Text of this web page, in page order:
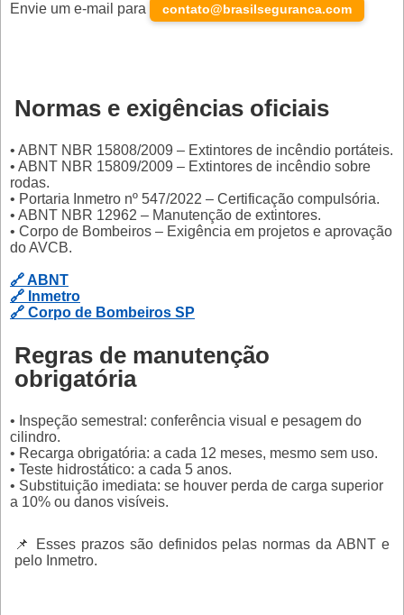
Envie um e-mail para contato@brasilseguranca.com
Normas e exigências oficiais
• ABNT NBR 15808/2009 – Extintores de incêndio portáteis.
• ABNT NBR 15809/2009 – Extintores de incêndio sobre
rodas.
• Portaria Inmetro nº 547/2022 – Certificação compulsória.
• ABNT NBR 12962 – Manutenção de extintores.
• Corpo de Bombeiros – Exigência em projetos e aprovação
do AVCB.
🔗 ABNT
🔗 Inmetro
🔗 Corpo de Bombeiros SP
Regras de manutenção
obrigatória
• Inspeção semestral: conferência visual e pesagem do
cilindro.
• Recarga obrigatória: a cada 12 meses, mesmo sem uso.
• Teste hidrostático: a cada 5 anos.
• Substituição imediata: se houver perda de carga superior
a 10% ou danos visíveis.
📌 Esses prazos são definidos pelas normas da ABNT e
pelo Inmetro.